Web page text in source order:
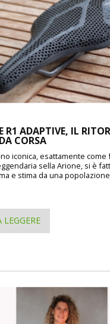
R1 ADAPTIVE, IL
CORSA
iconica, esattamente come
sella Arione, si è
e stima da una